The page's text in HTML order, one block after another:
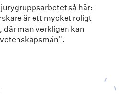
så här:
är ett mycket roligt
man verkligen kan